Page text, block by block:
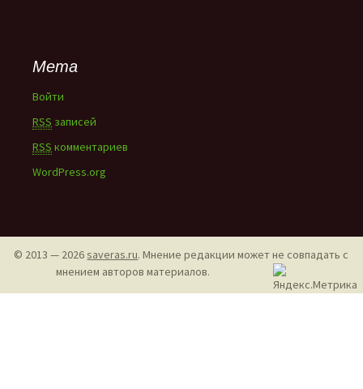
Мета
Войти
RSS записей
RSS комментариев
WordPress.org
© 2013 — 2026saveras.ru. Мнение редакции может не совпадать с
мнением авторов материалов.